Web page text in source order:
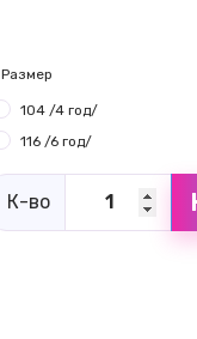
Размер
104 /4 год/
116 /6 год/
К-во